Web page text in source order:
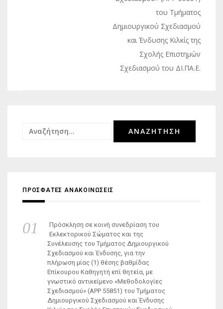
του Τμήματος
Δημιουργικού Σχεδιασμού
και Ένδυσης Κιλκίς της
Σχολής Επιστημών
Σχεδιασμού του ΔΙ.ΠΑ.Ε.
Αναζήτηση
ΠΡΟΣΦΑΤΕΣ ΑΝΑΚΟΙΝΩΣΕΙΣ
Πρόσκληση σε κοινή συνεδρίαση του
Εκλεκτορικού Σώματος και της
Συνέλευσης του Τμήματος Δημιουργικού
Σχεδιασμού και Ένδυσης, για την
πλήρωση μίας (1) θέσης βαθμίδας
Επίκουρου Καθηγητή επί θητεία, με
γνωστικό αντικείμενο «Μεθοδολογίες
Σχεδιασμού» (ΑΡΡ 55851) του Τμήματος
Δημιουργικού Σχεδιασμού και Ένδυσης